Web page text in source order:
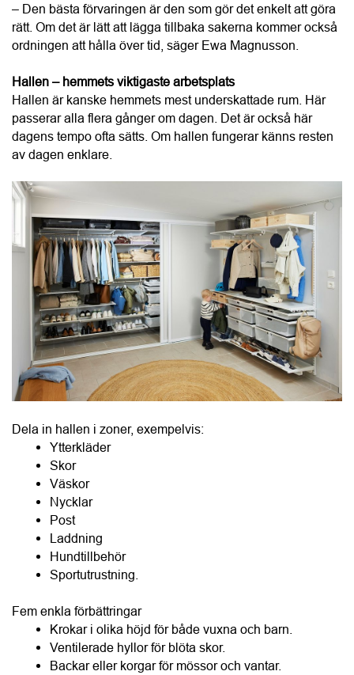
Dela in hallen i zoner, exempelvis:
Ytterkläder
Skor
Väskor
Nycklar
Post
Laddning
Hundtillbehör
Fem enkla förbättringar
Krokar i olika höjd för både vuxna och barn.
Ventilerade hyllor för blöta skor.
Backar eller korgar för mössor och vantar.
En plats för nycklar och plånbok.
En hylla för sådant som ska med nästa dag.
Garderoben – dagens första möte med hemmet
rörig påverkar det hela morgonen. En bra garderob handlar
därför inte om storlek utan om planering. Börja med att
rensa. Behåll det du använder. Förvara säsongskläder
separat. Skapa luft mellan plaggen. Överblick gör att